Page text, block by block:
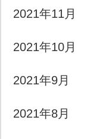
2021年11月
2021年10月
2021年9月
2021年8月